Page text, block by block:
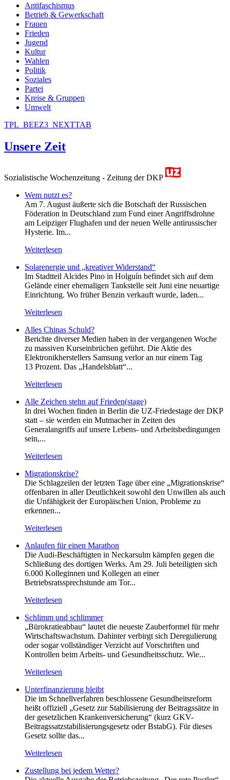
Antifaschismus
Betrieb & Gewerkschaft
Frauen
Frieden
Jugend
Kultur
Wahlen
Politik
Soziales
Partei
Kreise & Gruppen
Umwelt
TPL_BEEZ3_NEXTTAB
Unsere Zeit
Sozialistische Wochenzeitung - Zeitung der DKP
Wem nutzt es?
Am 7. August äußerte sich die Botschaft der Russischen
Föderation in Deutschland zum Fund einer Angriffsdrohne
am Leipziger Flughafen und der neuen Welle antirussischer
Hysterie. Im...
Weiterlesen
Solarenergie und „kreativer Widerstand“
Im Stadtteil Alcides Pino in Holguín befindet sich auf dem
Gelände einer ehemaligen Tankstelle seit Juni eine neuartige
Einrichtung. Wo früher Benzin verkauft wurde, laden...
Weiterlesen
Alles Chinas Schuld?
Berichte diverser Medien haben in der vergangenen Woche
zu massiven Kurseinbrüchen geführt. Die Aktie des
Elektronikherstellers Samsung verlor an nur einem Tag
13 Prozent. Das „Handelsblatt“...
Weiterlesen
Alle Zeichen stehn auf Frieden(stage)
In drei Wochen finden in Berlin die UZ-Friedestage der DKP
statt – sie werden ein Mutmacher in Zeiten des
Generalangriffs auf unsere Lebens- und Arbeitsbedingungen
sein,...
Weiterlesen
Migrationskrise?
Die Schlagzeilen der letzten Tage über eine „Migrationskrise“
offenbaren in aller Deutlichkeit sowohl den Unwillen als auch
die Unfähigkeit der Europäischen Union, Probleme zu
erkennen...
Weiterlesen
Anlaufen für einen Marathon
Die Audi-Beschäftigten in Neckarsulm kämpfen gegen die
Schließung des dortigen Werks. Am 29. Juli beteiligten sich
6.000 Kolleginnen und Kollegen an einer
Betriebsratssprechstunde am Tor...
Weiterlesen
Schlimm und schlimmer
„Bürokratieabbau“ lautet die neueste Zauberformel für mehr
Wirtschaftswachstum. Dahinter verbirgt sich Deregulierung
oder sogar vollständiger Verzicht auf Vorschriften und
Kontrollen beim Arbeits- und Gesundheitsschutz. Wie...
Weiterlesen
Unterfinanzierung bleibt
Die im Schnellverfahren beschlossene Gesundheitsreform
heißt offiziell „Gesetz zur Stabilisierung der Beitragssätze in
der gesetzlichen Krankenversicherung“ (kurz GKV-
Beitragssatzstabilisierungsgesetz oder BstabG). Für dieses
Gesetz sollte das...
Weiterlesen
Zustellung bei jedem Wetter?